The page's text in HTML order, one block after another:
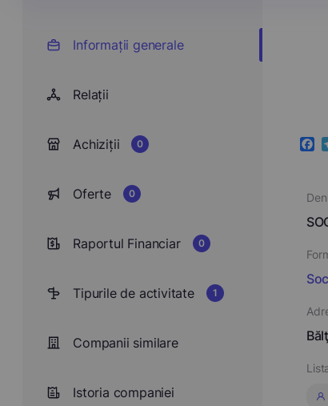
Informații generale
Relații
Achiziții 0
Oferte 0
Raportul Financiar 0
Tipurile de activitate 1
Companii similare
Istoria companiei